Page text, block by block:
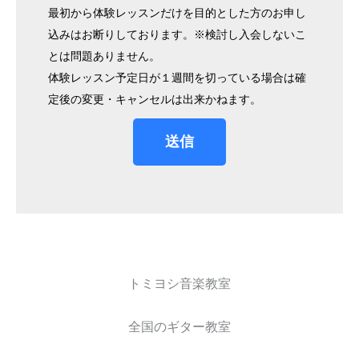
最初から体験レッスンだけを目的とした方のお申し
込みはお断りしております。※検討し入会しないこ
とは問題ありません。
体験レッスン予定日が１週間を切っている場合は確
定後の変更・キャンセルは出来かねます。
送信
トミヨシ音楽教室
全国のギター教室